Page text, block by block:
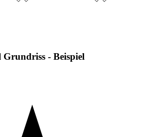
Grundriss - Beispiel